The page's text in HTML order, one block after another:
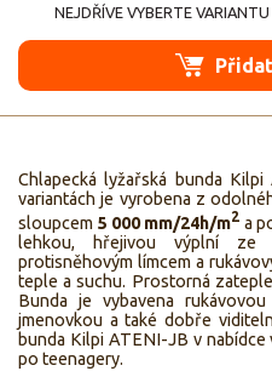
NEJDŘÍVE VYBERTE VARIANTU
Chlapecká lyžařská bunda Kilpi
variantách je vyrobena z
sloupcem 5 000 mm/24h/m2 a
lehkou, hřejivou výplní ze
protisněhovým límcem a
teple a suchu. Prostorná
Bunda je vybavena
jmenovkou a také dobře
bunda Kilpi ATENI-JB v
po teenagery.